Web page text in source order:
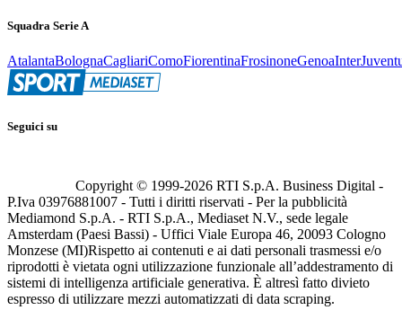
Squadra Serie A
AtalantaBolognaCagliariComoFiorentinaFrosinoneGenoaInter
Seguici su
Copyright © 1999-2026 RTI S.p.A. Business Digital -
P.Iva 03976881007 - Tutti i diritti riservati - Per la pubblicità
Mediamond S.p.A. - RTI S.p.A., Mediaset N.V., sede legale
Amsterdam (Paesi Bassi) - Uffici Viale Europa 46, 20093 Cologno
Monzese (MI)Rispetto ai contenuti e ai dati personali trasmessi e/o
riprodotti è vietata ogni utilizzazione funzionale all’addestramento di
sistemi di intelligenza artificiale generativa. È altresì fatto divieto
espresso di utilizzare mezzi automatizzati di data scraping.